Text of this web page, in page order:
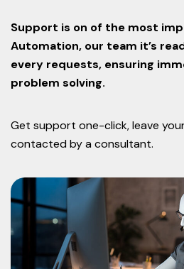
Support is on of the most
Automation, our team it’s
every requests, ensuring
problem solving.
Get support one-click, leave
contacted by a consultant.